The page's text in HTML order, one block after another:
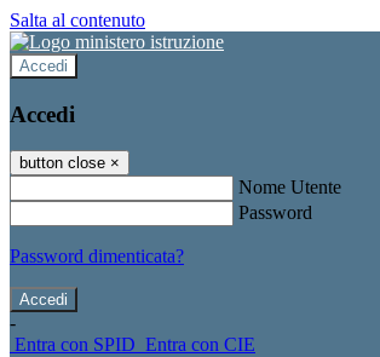
Salta al contenuto
Accedi
Accedi
button close ×
Nome Utente
Password
Password dimenticata?
-
Entra con SPID Entra con CIE